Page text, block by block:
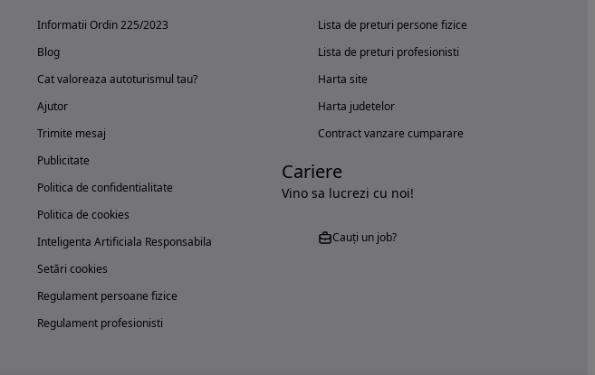
Informatii Ordin 225/2023
Blog
Cat valoreaza autoturismul tau?
Ajutor
Trimite mesaj
Publicitate
Politica de confidentialitate
Politica de cookies
Inteligenta Artificiala Responsabila
Setări cookies
Regulament persoane fizice
Regulament profesionisti
Lista de preturi persone fizice
Lista de preturi profesionisti
Harta site
Harta judetelor
Contract vanzare cumparare
Cariere
Vino sa lucrezi cu noi!
Cauți un job?